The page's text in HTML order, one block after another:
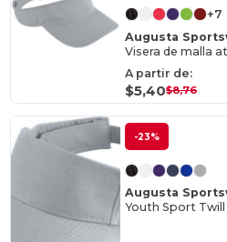
+7
Augusta
Visera de malla
A partir de:
$5,40$8,76
-23%
Augusta
Youth Sport